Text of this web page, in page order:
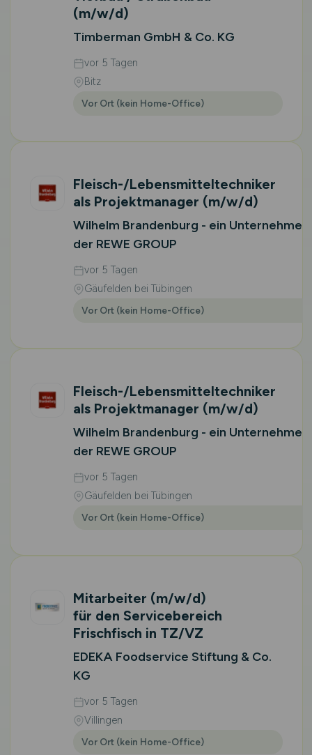
(m/w/d)
Timberman GmbH & Co. KG
vor 5 Tagen
Bitz
Vor Ort (kein Home-Office)
Fleisch-/Lebensmitteltechniker
als Projektmanager (m/w/d)
Wilhelm Brandenburg - ein Unternehmen
der REWE GROUP
vor 5 Tagen
Gäufelden bei Tübingen
Vor Ort (kein Home-Office)
Fleisch-/Lebensmitteltechniker
als Projektmanager (m/w/d)
Wilhelm Brandenburg - ein Unternehmen
der REWE GROUP
vor 5 Tagen
Gäufelden bei Tübingen
Vor Ort (kein Home-Office)
Mitarbeiter (m/w/d)
für den Servicebereich
Frischfisch in TZ/VZ
EDEKA Foodservice Stiftung & Co.
KG
vor 5 Tagen
Villingen
Vor Ort (kein Home-Office)